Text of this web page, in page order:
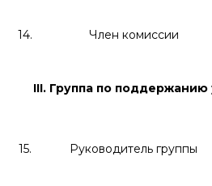
14. Член комиссии
III. Группа по поддержанию
15. Руководитель группы